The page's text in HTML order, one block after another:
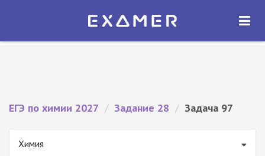
Экзамер — ЕГЭ 2027
ОТКРЫТЬ
ЕГЭ по химии 2027 / Задание 28 / Задача 97
Химия